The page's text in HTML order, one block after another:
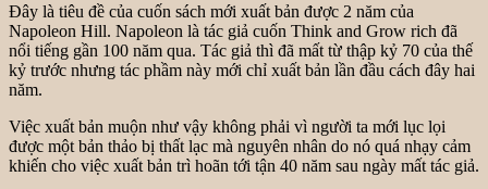
Đây là tiêu đề của cuốn sách mới xuất bản được 2 năm của
Napoleon Hill. Napoleon là tác giả cuốn Think and Grow rich đã
nổi tiếng gần 100 năm qua. Tác giả thì đã mất từ thập kỷ 70 của thế
kỷ trước nhưng tác phầm này mới chỉ xuất bản lần đầu cách đây hai
năm.
Việc xuất bản muộn như vậy không phải vì người ta mới lục lọi
được một bản thảo bị thất lạc mà nguyên nhân do nó quá nhạy cảm
khiến cho việc xuất bản trì hoãn tới tận 40 năm sau ngày mất tác giả.